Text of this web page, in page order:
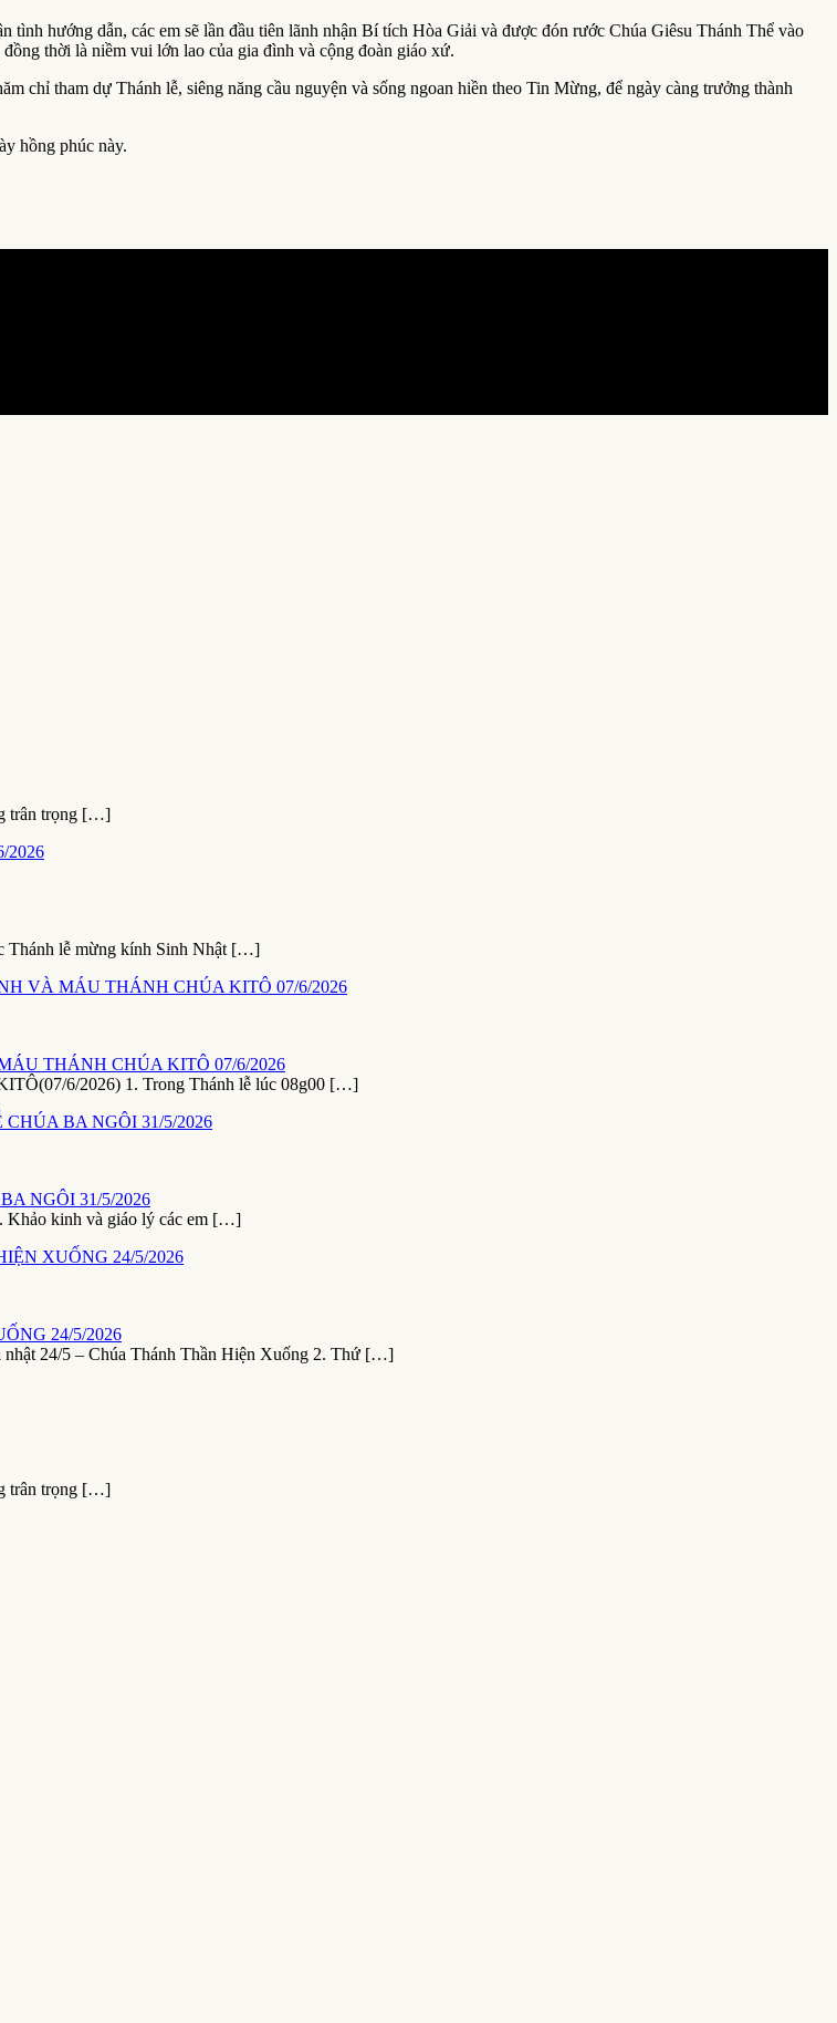
hướng dẫn, các em sẽ lần đầu tiên lãnh nhận Bí tích Hòa Giải và được đón rước Chúa Giêsu Thánh Thể vào
thời là niềm vui lớn lao của gia đình và cộng đoàn giáo xứ.
chỉ tham dự Thánh lễ, siêng năng cầu nguyện và sống ngoan hiền theo Tin Mừng, để ngày càng trưởng thành
hồng phúc này.
trân trọng […]
lễ mừng kính Sinh Nhật […]
THÁNH CHÚA KITÔ 07/6/2026
6/2026) 1. Trong Thánh lễ lúc 08g00 […]
NGÔI 31/5/2026
kinh và giáo lý các em […]
24/5/2026
24/5 – Chúa Thánh Thần Hiện Xuống 2. Thứ […]
trân trọng […]